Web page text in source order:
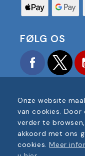
FØLG OS
Facebook
COPYRIGHT ©
RECHTEN
BEDRIJF
Onze website
van cookies. Door
verder te
akkoord met ons
cookies.Meer